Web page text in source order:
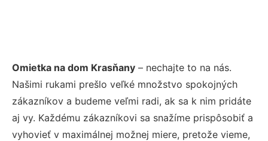
Omietka na dom Krasňany – nechajte to na nás.
Našimi rukami prešlo veľké množstvo spokojných
zákazníkov a budeme veľmi radi, ak sa k nim pridáte
aj vy. Každému zákazníkovi sa snažíme prispôsobiť a
vyhovieť v maximálnej možnej miere, pretože vieme,